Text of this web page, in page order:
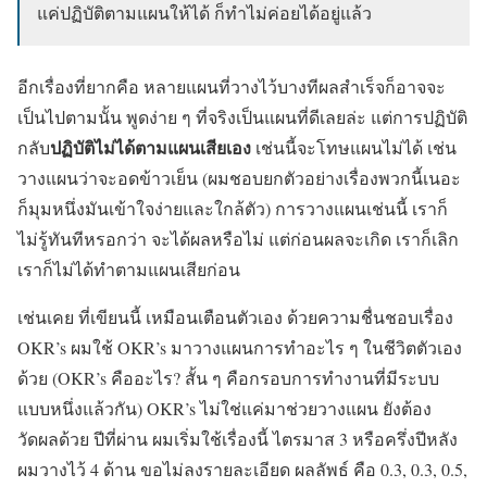
แค่ปฏิบัติตามแผนให้ได้ ก็ทำไม่ค่อยได้อยู่แล้ว
อีกเรื่องที่ยากคือ หลายแผนที่วางไว้บางทีผลสำเร็จก็อาจจะ
เป็นไปตามนั้น พูดง่าย ๆ ที่จริงเป็นแผนที่ดีเลยล่ะ แต่การปฏิบัติ
กลับปฏิบัติไม่ได้ตามแผนเสียเอง เช่นนี้จะโทษแผนไม่ได้ เช่น
วางแผนว่าจะอดข้าวเย็น (ผมชอบยกตัวอย่างเรื่องพวกนี้เนอะ
ก็มุมหนึ่งมันเข้าใจง่ายและใกล้ตัว) การวางแผนเช่นนี้ เราก็
ไม่รู้ทันทีหรอกว่า จะได้ผลหรือไม่ แต่ก่อนผลจะเกิด เราก็เลิก
เราก็ไม่ได้ทำตามแผนเสียก่อน
เช่นเคย ที่เขียนนี้ เหมือนเตือนตัวเอง ด้วยความชื่นชอบเรื่อง
OKR’s ผมใช้ OKR’s มาวางแผนการทำอะไร ๆ ในชีวิตตัวเอง
ด้วย (OKR’s คืออะไร? สั้น ๆ คือกรอบการทำงานที่มีระบบ
แบบหนึ่งแล้วกัน) OKR’s ไม่ใช่แค่มาช่วยวางแผน ยังต้อง
วัดผลด้วย ปีที่ผ่าน ผมเริ่มใช้เรื่องนี้ ไตรมาส 3 หรือครึ่งปีหลัง
ผมวางไว้ 4 ด้าน ขอไม่ลงรายละเอียด ผลลัพธ์ คือ 0.3, 0.3, 0.5,